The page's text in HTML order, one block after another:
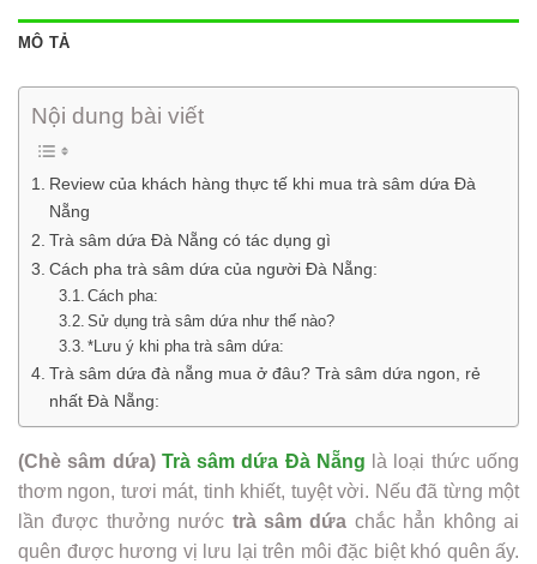
MÔ TẢ
Nội dung bài viết
Review của khách hàng thực tế khi mua trà sâm dứa Đà
Nẵng
Trà sâm dứa Đà Nẵng có tác dụng gì
Cách pha trà sâm dứa của người Đà Nẵng:
Cách pha:
Sử dụng trà sâm dứa như thế nào?
*Lưu ý khi pha trà sâm dứa:
Trà sâm dứa đà nẵng mua ở đâu? Trà sâm dứa ngon, rẻ
nhất Đà Nẵng:
(Chè sâm dứa) Trà sâm dứa Đà Nẵng là loại thức uống
thơm ngon, tươi mát, tinh khiết, tuyệt vời. Nếu đã từng một
lần được thưởng nước trà sâm dứa chắc hẳn không ai
quên được hương vị lưu lại trên môi đặc biệt khó quên ấy.